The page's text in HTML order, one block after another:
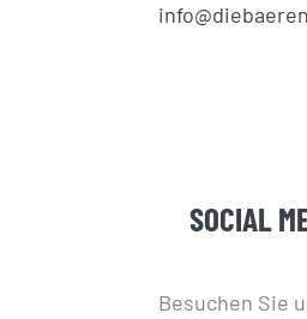
SOCIAL
Besuchen Sie